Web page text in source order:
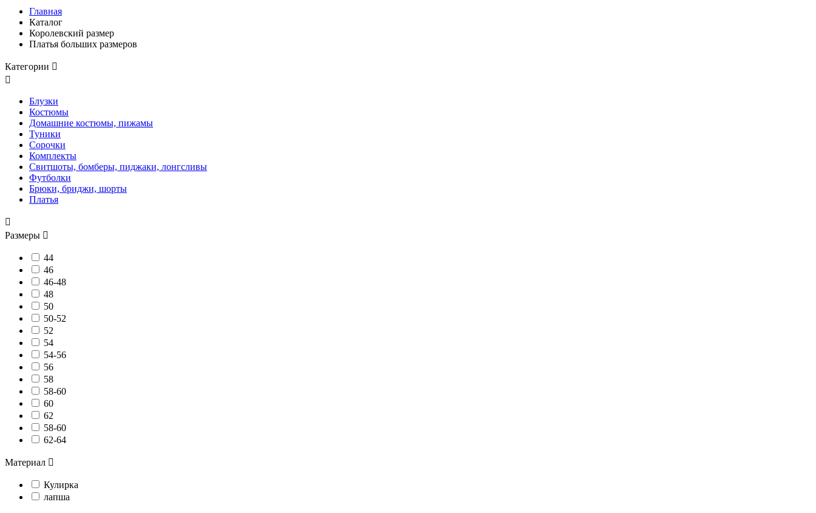
Главная
Каталог
Королевский размер
Платья больших размеров
Категории 

Блузки
Костюмы
Домашние костюмы, пижамы
Туники
Сорочки
Комплекты
Свитшоты, бомберы, пиджаки, лонгсливы
Футболки
Брюки, бриджи, шорты
Платья

Размеры 
44
46
46-48
48
50
50-52
52
54
54-56
56
58
58-60
60
62
58-60
62-64
Материал 
Кулирка
лапша